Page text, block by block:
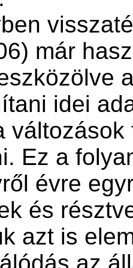
már
idei
Ez a
évre
és
azt is